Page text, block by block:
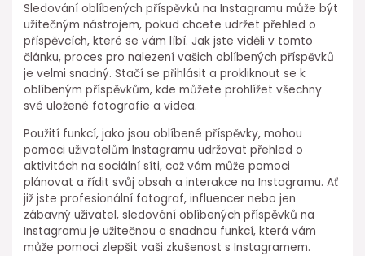
Sledování oblíbených příspěvků na Instagramu může být
užitečným nástrojem, pokud chcete udržet přehled o
příspěvcích, které se vám líbí. Jak jste viděli v tomto
článku, proces pro nalezení vašich oblíbených příspěvků
je velmi snadný. Stačí se přihlásit a prokliknout se k
oblíbeným příspěvkům, kde můžete prohlížet všechny
své uložené fotografie a videa.
Použití funkcí, jako jsou oblíbené příspěvky, mohou
pomoci uživatelům Instagramu udržovat přehled o
aktivitách na sociální síti, což vám může pomoci
plánovat a řídit svůj obsah a interakce na Instagramu. Ať
již jste profesionální fotograf, influencer nebo jen
zábavný uživatel, sledování oblíbených příspěvků na
Instagramu je užitečnou a snadnou funkcí, která vám
může pomoci zlepšit vaši zkušenost s Instagramem.